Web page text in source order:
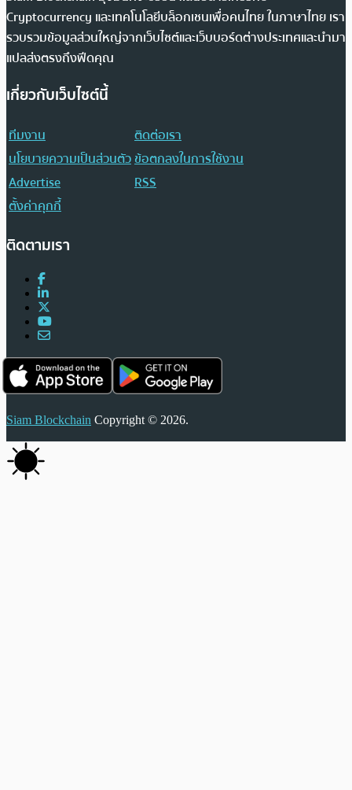
Cryptocurrency และเทคโนโลยีบล็อกเชนเพื่อคนไทย ในภาษาไทย เรา
รวบรวมข้อมูลส่วนใหญ่จากเว็บไซต์และเว็บบอร์ดต่างประเทศและนำมา
แปลส่งตรงถึงฟีดคุณ
เกี่ยวกับเว็บไซต์นี้
ทีมงาน
ติดต่อเรา
นโยบายความเป็นส่วนตัวข้อตกลงในการใช้งาน
Advertise
RSS
ตั้งค่าคุกกี้
ติดตามเรา
Siam Blockchain Copyright © 2026.